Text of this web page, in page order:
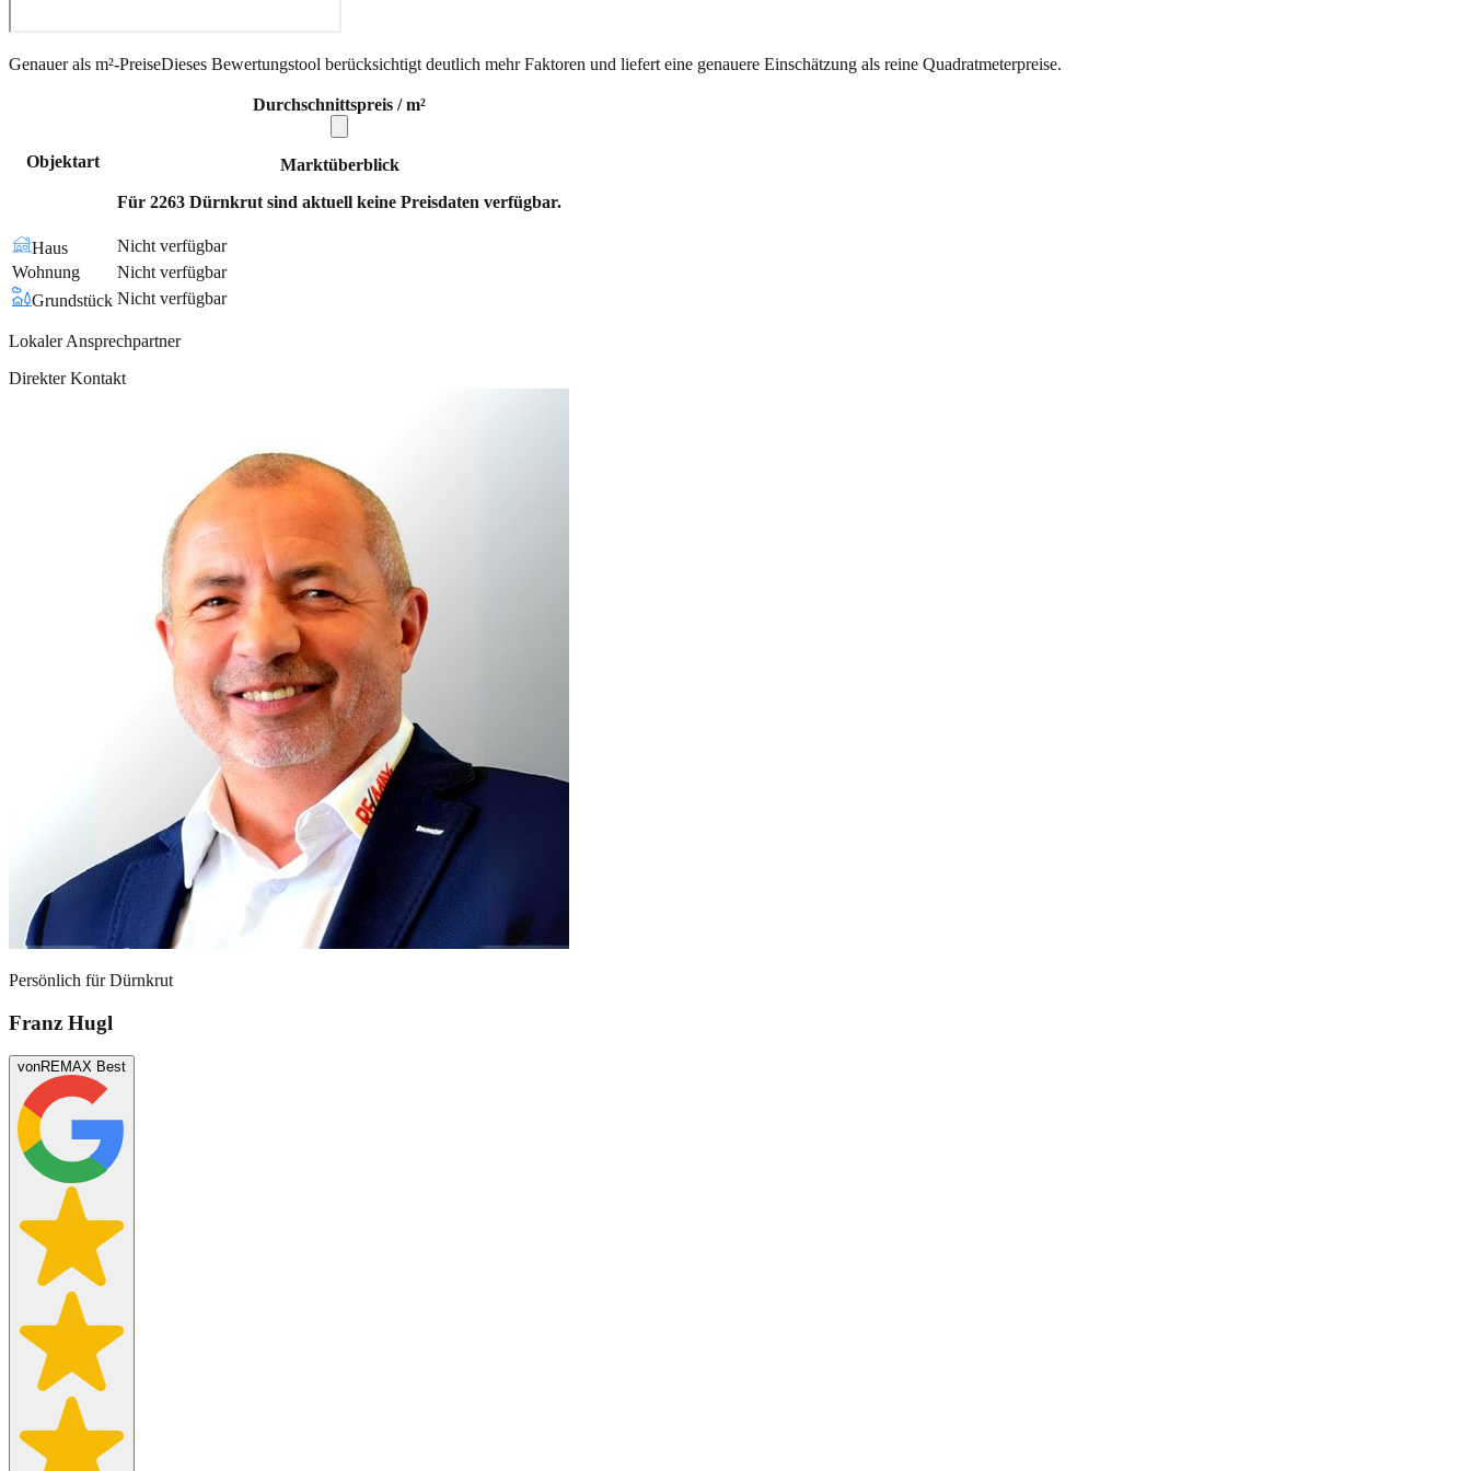
Genauer als m²-PreiseDieses Bewertungstool berücksichtigt deutlich mehr Faktoren und liefert eine genauere Einschätzung als reine Quadratmeterpreise.
Objektart
Durchschnittspreis / m²
Marktüberblick
Für 2263 Dürnkrut sind aktuell keine Preisdaten verfügbar.
Haus
Nicht verfügbar
Wohnung
Nicht verfügbar
Grundstück Nicht verfügbar
Lokaler Ansprechpartner
Direkter Kontakt
Persönlich fürDürnkrut
Franz Hugl
vonREMAX Best